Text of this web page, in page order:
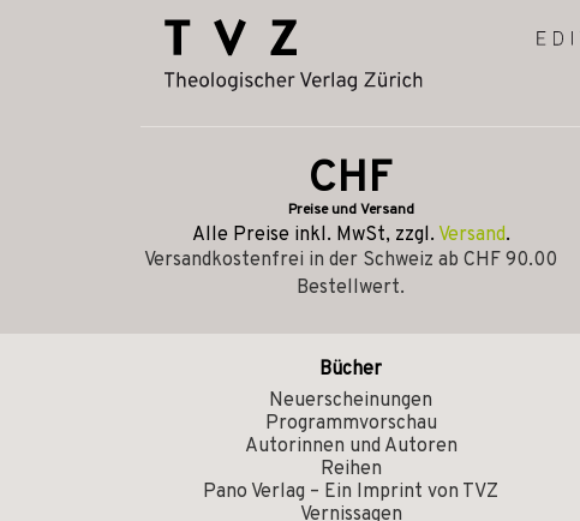
CHF
Preise und Versand
Alle Preise inkl. MwSt, zzgl. Versand.
Versandkostenfrei in der Schweiz ab CHF 90.00
Bestellwert.
Bücher
Neuerscheinungen
Programmvorschau
Autorinnen und Autoren
Reihen
Pano Verlag – Ein Imprint von TVZ
Vernissagen